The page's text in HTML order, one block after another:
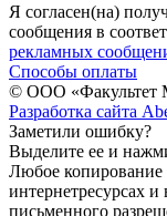
Я согласен(на)
сообщения в
рекламных
Способы оплаты
© ООО «Факультет
Разработка сайта
Заметили ошибку?
Выделите ее и
Любое
интернет­ресурсах
письменного